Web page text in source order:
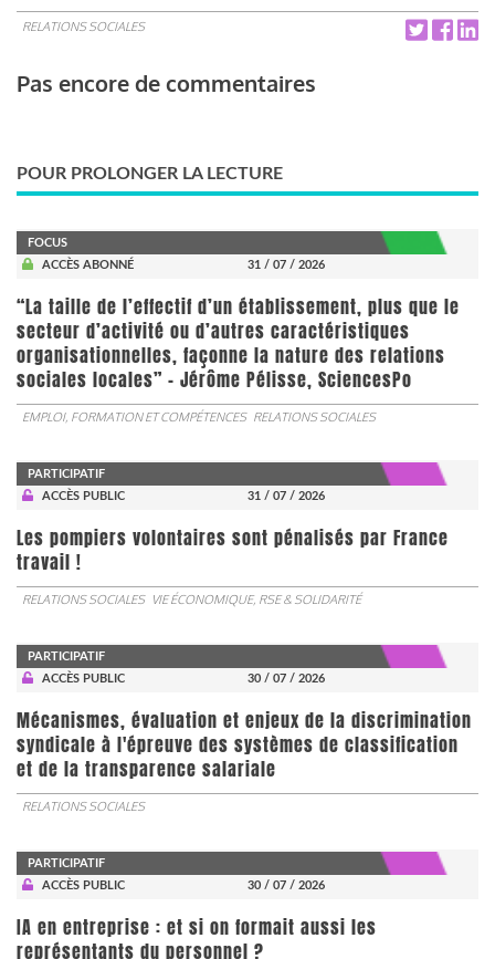
RELATIONS SOCIALES
Pas encore de commentaires
POUR PROLONGER LA LECTURE
FOCUS
ACCÈS ABONNÉ
31 / 07 / 2026
“La taille de l’effectif d’un établissement, plus que le
secteur d’activité ou d’autres caractéristiques
organisationnelles, façonne la nature des relations
sociales locales” - Jérôme Pélisse, SciencesPo
EMPLOI, FORMATION ET COMPÉTENCES RELATIONS SOCIALES
PARTICIPATIF
ACCÈS PUBLIC
31 / 07 / 2026
Les pompiers volontaires sont pénalisés par France
travail !
RELATIONS SOCIALES VIE ÉCONOMIQUE, RSE & SOLIDARITÉ
PARTICIPATIF
ACCÈS PUBLIC
30 / 07 / 2026
Mécanismes, évaluation et enjeux de la discrimination
syndicale à l'épreuve des systèmes de classification
et de la transparence salariale
RELATIONS SOCIALES
PARTICIPATIF
ACCÈS PUBLIC
30 / 07 / 2026
IA en entreprise : et si on formait aussi les
représentants du personnel ?